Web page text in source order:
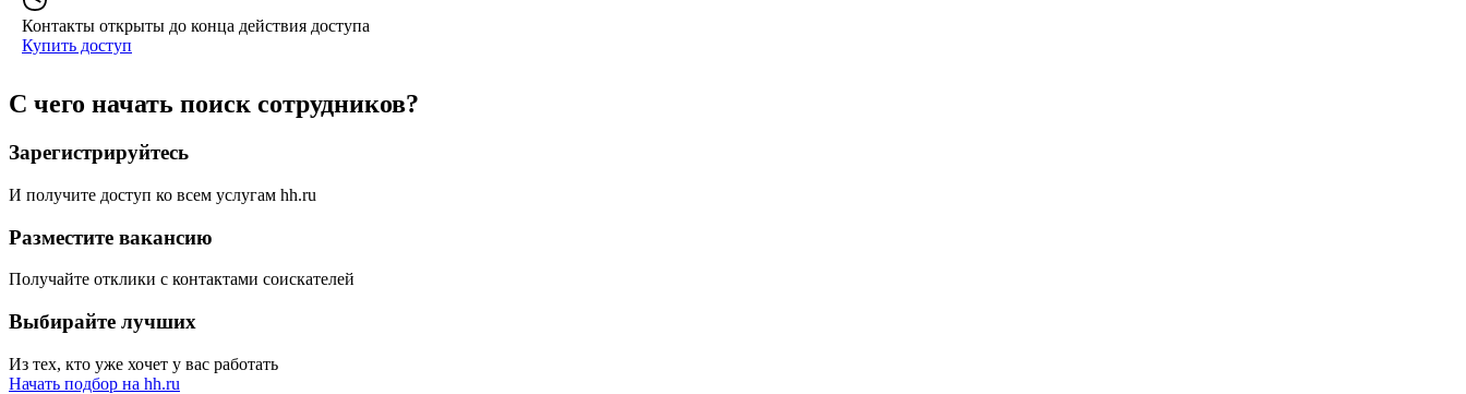
Контакты открыты до конца действия доступа
Купить доступ
С чего начать поиск сотрудников?
Зарегистрируйтесь
И получите доступ ко всем услугам hh.ru
Разместите вакансию
Получайте отклики с контактами соискателей
Выбирайте лучших
Из тех, кто уже хочет у вас работать
Начать подбор на hh.ru